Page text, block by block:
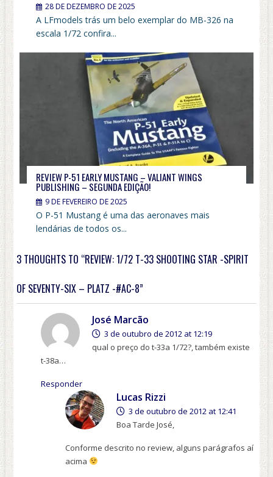
28 DE DEZEMBRO DE 2025
A LFmodels trás um belo exemplar do MB-326 na
escala 1/72 confira...
REVIEW P-51 EARLY MUSTANG – VALIANT WINGS
PUBLISHING – SEGUNDA EDIÇÃO!
9 DE FEVEREIRO DE 2025
O P-51 Mustang é uma das aeronaves mais
lendárias de todos os...
3 THOUGHTS TO “REVIEW: 1/72 T-33 SHOOTING STAR -SPIRIT
OF SEVENTY-SIX – PLATZ -#AC-8”
José Marcão
3 de outubro de 2012 at 12:19
qual o preço do t-33a 1/72?, também existe
t-38a…
Responder
Lucas Rizzi
3 de outubro de 2012 at 12:41
Boa Tarde José,
Conforme descrito no review, alguns parágrafos aí
acima